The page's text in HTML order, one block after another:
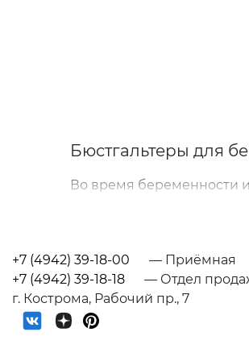
Бюстгальтеры для
Во время беременности
качественное белье.
В интернет-магазине
Модели учитывают
протяжении всего дня.
+7 (4942) 39-18-00
— Приёмная
+7 (4942) 39-18-18
— Отдел
г. Кострома, Рабочий пр., 7